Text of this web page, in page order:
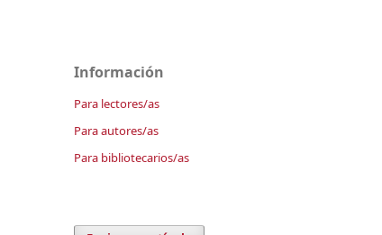
Información
Para lectores/as
Para autores/as
Para bibliotecarios/as